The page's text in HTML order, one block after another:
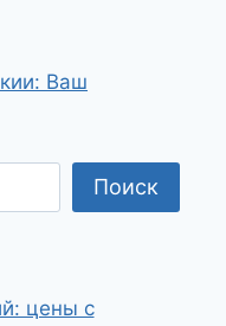
Ваш
Поиск
цены с